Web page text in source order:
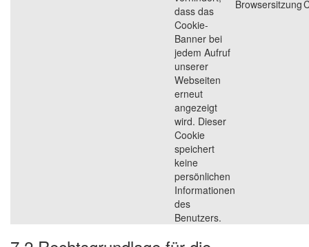
dass das
Cookie-
Banner bei
jedem Aufruf
unserer
Webseiten
erneut
angezeigt
wird. Dieser
Cookie
speichert
keine
persönlichen
Informationen
des
Benutzers.
Browsersitzung